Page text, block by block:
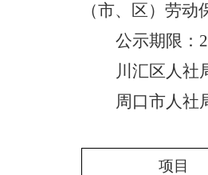
（市、区）劳
公示期限：
川汇区人社
周口市人社
项目